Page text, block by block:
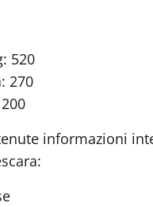
520
270
informazioni